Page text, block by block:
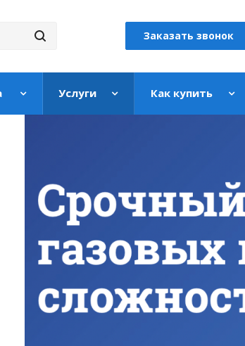
Заказать звонок
Услуги Как купить